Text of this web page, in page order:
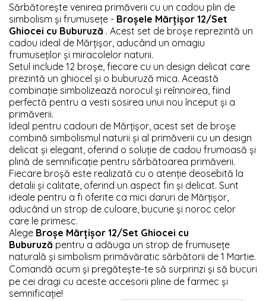
Sărbătorește venirea primăverii cu un cadou plin de
simbolism și frumusețe - Broșele Mărțișor 12/Set
Ghiocei cu Buburuză . Acest set de broșe reprezintă un
cadou ideal de Mărțișor, aducând un omagiu
frumuseților și miracolelor naturii.
Setul include 12 broșe, fiecare cu un design delicat care
prezintă un ghiocel și o buburuză mica. Această
combinație simbolizează norocul și reînnoirea, fiind
perfectă pentru a vesti sosirea unui nou început și a
primăverii.
Ideal pentru cadouri de Mărțișor, acest set de broșe
combină simbolismul naturii și al primăverii cu un design
delicat și elegant, oferind o soluție de cadou frumoasă și
plină de semnificație pentru sărbătoarea primăverii.
Fiecare broșă este realizată cu o atenție deosebită la
detalii și calitate, oferind un aspect fin și delicat. Sunt
ideale pentru a fi oferite ca mici daruri de Mărțișor,
aducând un strop de culoare, bucurie și noroc celor
care le primesc.
Alege Broșe Mărțișor 12/Set Ghiocei cu
Buburuză pentru a adăuga un strop de frumusețe
naturală și simbolism primăvăratic sărbătorii de 1 Martie.
Comandă acum și pregătește-te să surprinzi și să bucuri
pe cei dragi cu aceste accesorii pline de farmec și
semnificație!